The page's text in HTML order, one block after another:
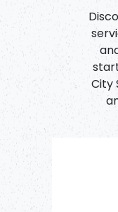
City